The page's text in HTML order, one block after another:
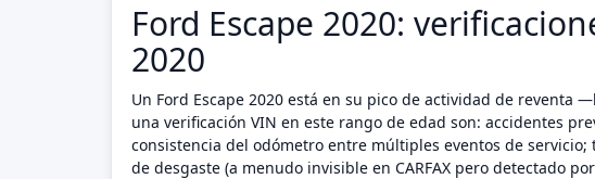
Ford Escape 2020:
2020
Un Ford Escape 2020 está en su pico de actividad de reventa
una verificación VIN en este rango de edad son: accidentes
consistencia del odómetro entre múltiples eventos de
de desgaste (a menudo invisible en CARFAX pero detectado